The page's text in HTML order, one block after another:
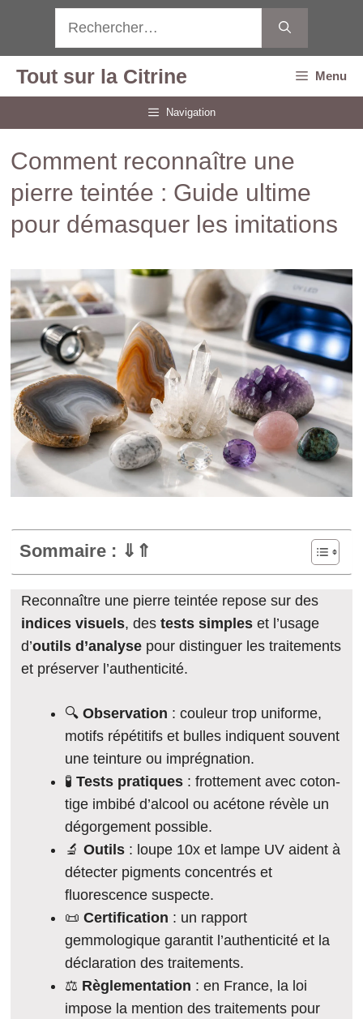
contenu
Tout sur la Citrine Menu
Navigation
Comment reconnaître une
pierre teintée : Guide ultime
pour démasquer les imitations
Sommaire : ⇓⇑
Reconnaître une pierre teintée repose sur des
indices visuels, des tests simples et l’usage
d’outils d’analyse pour distinguer les traitements
et préserver l’authenticité.
🔍 Observation : couleur trop uniforme,
motifs répétitifs et bulles indiquent souvent
une teinture ou imprégnation.
🧪 Tests pratiques : frottement avec coton-
tige imbibé d’alcool ou acétone révèle un
dégorgement possible.
🔬 Outils : loupe 10x et lampe UV aident à
détecter pigments concentrés et
fluorescence suspecte.
📜 Certification : un rapport
gemmologique garantit l’authenticité et la
déclaration des traitements.
⚖️ Règlementation : en France, la loi
impose la mention des traitements pour